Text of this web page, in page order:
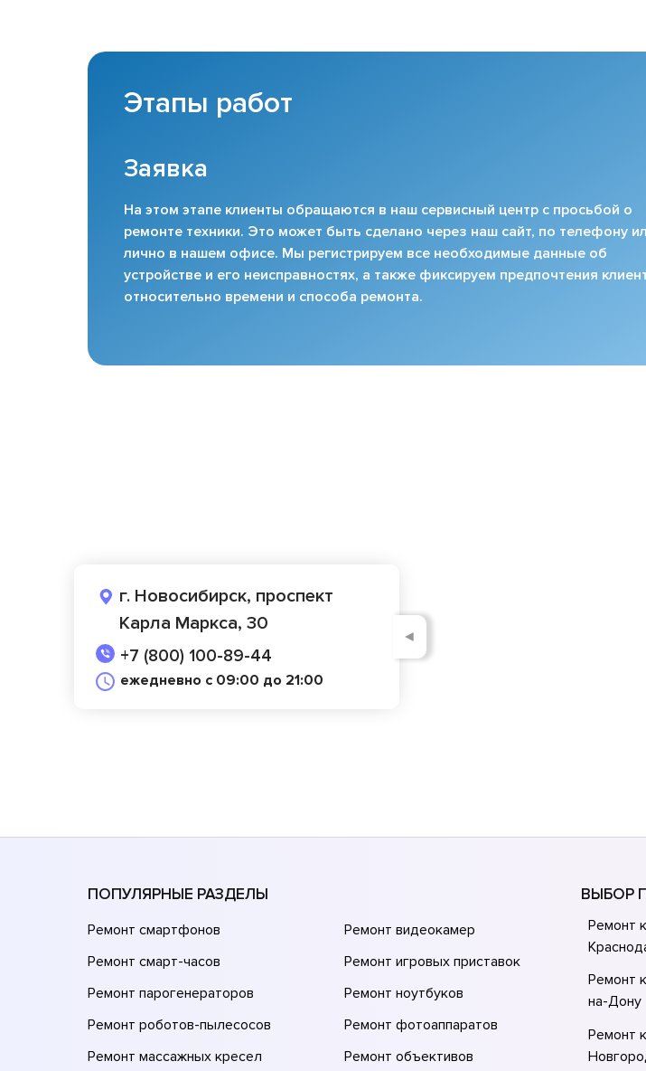
Этапы работ
Заявка
На этом этапе клиенты обращаются в наш сервисный центр с просьбой о
ремонте техники. Это может быть сделано через наш сайт, по телефону
лично в нашем офисе. Мы регистрируем все необходимые данные об
устройстве и его неисправностях, а также фиксируем предпочтения
относительно времени и способа ремонта.
г. Новосибирск, проспект
Карла Маркса, 30
+7 (800) 100-89-44
ежедневно с 09:00 до 21:00
◄
ПОПУЛЯРНЫЕ РАЗДЕЛЫ
Ремонт смартфонов
Ремонт смарт-часов
Ремонт парогенераторов
Ремонт роботов-пылесосов
Ремонт массажных кресел
Ремонт видеокамер
Ремонт игровых приставок
Ремонт ноутбуков
Ремонт фотоаппаратов
Ремонт объективов
ВЫБОР
Ремонт
Ремонт
на-Донy
Ремонт